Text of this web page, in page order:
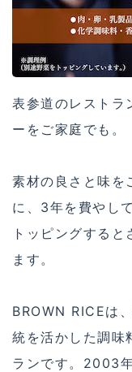
表参道のレストラ
ーをご家庭でも。
素材の良さと味を
に、3年を費やし
トッピングする
ます。
BROWN RICEは
統を活かした調味
ランです。2003